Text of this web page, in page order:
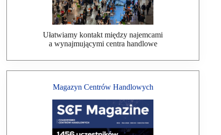
Ułatwiamy kontakt między najemcami
a wynajmującymi centra handlowe
Magazyn Centrów Handlowych